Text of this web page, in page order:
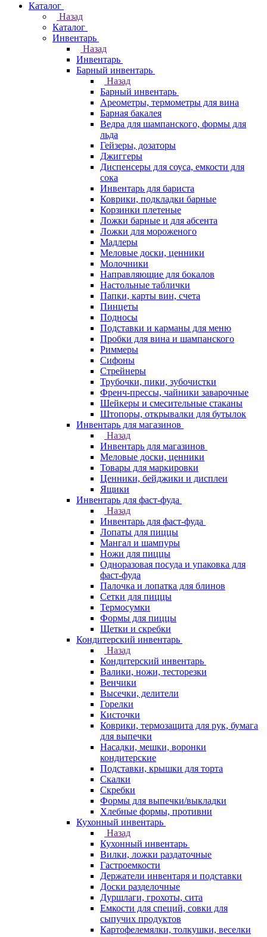
Каталог
Назад
Каталог
Инвентарь
Назад
Инвентарь
Барный инвентарь
Назад
Барный инвентарь
Ареометры, термометры для вина
Барная бакалея
Ведра для шампанского, формы для
льда
Гейзеры, дозаторы
Джиггеры
Диспенсеры для соуса, емкости для
сока
Инвентарь для бариста
Коврики, подкладки барные
Корзинки плетеные
Ложки барные и для абсента
Ложки для мороженого
Мадлеры
Меловые доски, ценники
Молочники
Направляющие для бокалов
Настольные таблички
Папки, карты вин, счета
Пинцеты
Подносы
Подставки и карманы для меню
Пробки для вина и шампанского
Риммеры
Сифоны
Стрейнеры
Трубочки, пики, зубочистки
Френч-прессы, чайники заварочные
Шейкеры и смесительные стаканы
Штопоры, открывалки для бутылок
Инвентарь для магазинов
Назад
Инвентарь для магазинов
Меловые доски, ценники
Товары для маркировки
Ценники, бейджики и дисплеи
Ящики
Инвентарь для фаст-фуда
Назад
Инвентарь для фаст-фуда
Лопаты для пиццы
Мангал и шампуры
Ножи для пиццы
Одноразовая посуда и упаковка для
фаст-фуда
Палочка и лопатка для блинов
Сетки для пиццы
Термосумки
Формы для пиццы
Щетки и скребки
Кондитерский инвентарь
Назад
Кондитерский инвентарь
Валики, ножи, тесторезки
Венчики
Высечки, делители
Горелки
Кисточки
Коврики, термозащита для рук, бумага
для выпечки
Насадки, мешки, воронки
кондитерские
Подставки, крышки для торта
Скалки
Скребки
Формы для выпечки/выкладки
Хлебные формы, противни
Кухонный инвентарь
Назад
Кухонный инвентарь
Вилки, ложки раздаточные
Гастроемкости
Держатели инвентаря и подставки
Доски разделочные
Дуршлаги, грохоты, сита
Емкости для специй, совки для
сыпучих продуктов
Картофелемялки, толкушки, веселки